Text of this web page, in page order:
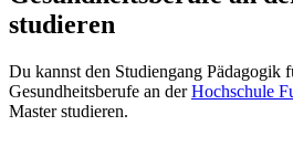
studieren
Du kannst den Studiengang Pädagogik
Gesundheitsberufe an derHochschule
Master studieren.